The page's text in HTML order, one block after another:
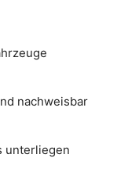
nachweisbar
unterliegen